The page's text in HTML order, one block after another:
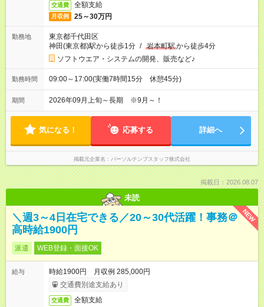
交通費 全額支給
月収例 25～30万円
勤務地
東京都千代田区
神田(東京都)駅から徒歩1分 / 岩本町駅から徒歩4分
ソフトウエア・システムの開発、販売など♪
勤務時間 09:00～17:00(実働7時間15分 休憩45分)
期間 2026年09月上旬～長期 ※9月～！
気になる！ 応募する 詳細へ
掲載元企業名 パーソルテンプスタッフ株式会社
掲載日：2026.08.07
未読
NEW
＼週3～4日在宅できる／20～30代活躍！事務＠
高時給1900円
派遣 WEB登録・面接OK
給与
時給1900円 月収例 285,000円
交通費別途支給あり
交通費 全額支給